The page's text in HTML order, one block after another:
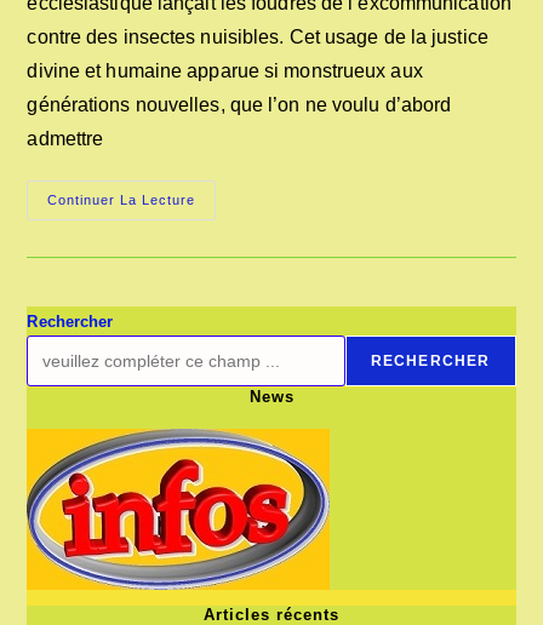
contre des insectes nuisibles. Cet usage de la justice
divine et humaine apparue si monstrueux aux
générations nouvelles, que l’on ne voulu d’abord
admettre
Continuer La Lecture
PROCÈS
Rechercher
RECHERCHER
News
Articles récents